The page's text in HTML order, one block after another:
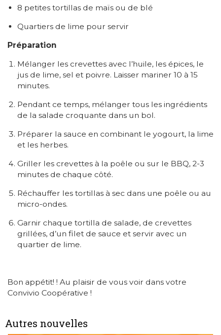
8 petites tortillas de maïs ou de blé
Quartiers de lime pour servir
Préparation
Mélanger les crevettes avec l’huile, les épices, le
jus de lime, sel et poivre. Laisser mariner 10 à 15
minutes.
Pendant ce temps, mélanger tous les ingrédients
de la salade croquante dans un bol.
Préparer la sauce en combinant le yogourt, la lime
et les herbes.
Griller les crevettes à la poêle ou sur le BBQ, 2-3
minutes de chaque côté.
Réchauffer les tortillas à sec dans une poêle ou au
micro-ondes.
Garnir chaque tortilla de salade, de crevettes
grillées, d’un filet de sauce et servir avec un
quartier de lime.
Bon appétit! ! Au plaisir de vous voir dans votre
Convivio Coopérative !
Autres nouvelles